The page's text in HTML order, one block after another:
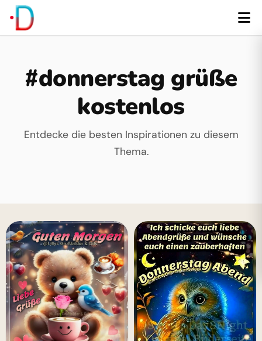
#donnerstag grüße
kostenlos
Entdecke die besten Inspirationen zu diesem
Thema.